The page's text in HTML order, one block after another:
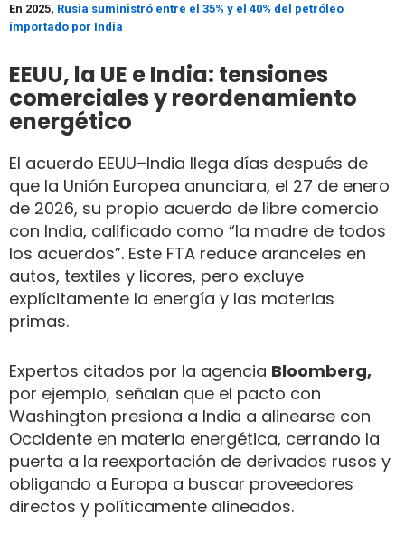
En 2025, Rusia suministró entre el 35% y el 40% del petróleo
importado por India
EEUU, la UE e India: tensiones
comerciales y reordenamiento
energético
El acuerdo EEUU–India llega días después de
que la Unión Europea anunciara, el 27 de enero
de 2026, su propio acuerdo de libre comercio
con India, calificado como “la madre de todos
los acuerdos”. Este FTA reduce aranceles en
autos, textiles y licores, pero excluye
explícitamente la energía y las materias
primas.
Expertos citados por la agencia Bloomberg,
por ejemplo, señalan que el pacto con
Washington presiona a India a alinearse con
Occidente en materia energética, cerrando la
puerta a la reexportación de derivados rusos y
obligando a Europa a buscar proveedores
directos y políticamente alineados.